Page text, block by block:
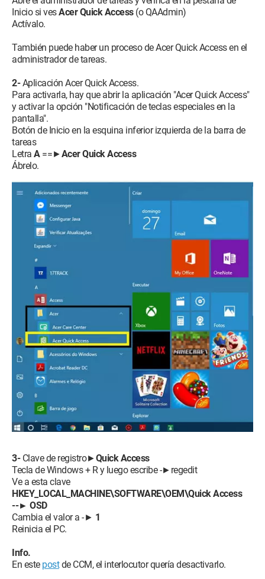
Inicio si vesAcer Quick Access(o QAAdmin)
Actívalo.
También puede haber un proceso de Acer Quick Access en el
administrador de tareas.
2-Aplicación Acer Quick Access.
Para activarla, hay que abrir la aplicación "Acer Quick Access"
y activar la opción "Notificación de teclas especiales en la
pantalla".
Botón de Inicio en la esquina inferior izquierda de la barra de
tareas
Letra A==►Acer Quick Access
Ábrelo.
3- Clave de registro►Quick Access
Tecla de Windows + R y luego escribe -►regedit
Ve a esta clave
HKEY_LOCAL_MACHINE\SOFTWARE\OEM\Quick Access
--► OSD
Cambia el valor a -► 1
Reinicia el PC.
Info.
En este postde CCM, el interlocutor quería desactivarlo.